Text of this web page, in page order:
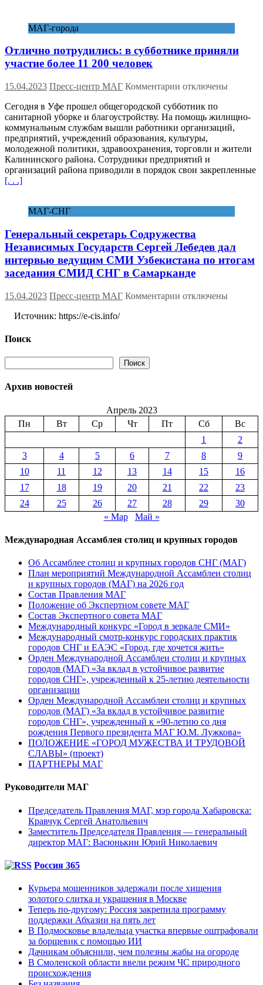
МАГ-города
Отлично потрудились: в субботнике приняли
участие более 11 200 человек
15.04.2023 Пресс-центр МАГ Комментарии к
Отлично
потрудились:
в
субботнике
приняли
участие
более
отключены
Сегодня в Уфе прошел общегородской субботник по
санитарной уборке и благоустройству. На помощь жилищно-
коммунальным службам вышли работники организаций,
предприятий, учреждений образования, культуры,
молодежной политики, здравоохранения, торговли и жители
Калининского района. Сотрудники предприятий и
организаций района приводили в порядок свои закрепленные
[. . .]
МАГ-СНГ
Генеральный секретарь Содружества
Независимых Государств Сергей Лебедев дал
интервью ведущим СМИ Узбекистана по итогам
заседания СМИД СНГ в Самарканде
15.04.2023 Пресс-центр МАГ Комментарии к
СМИ
Узбекистана
итогам
заседания
СМИД
в
Самарканде
отключены
Источник: https://e-cis.info/
Поиск
Поиск
Архив новостей
Апрель 2023
Пн
Вт Ср Чт Пт Сб
Вс
1
2
3
4 5 6 7 8
9
10
11 12 13 14 15
16
17
18 19 20 21 22
23
24
25 26 27 28 29
30
« Мар
Май »
Международная Ассамблея столиц и крупных городов
Об Ассамблее столиц и крупных городов СНГ (МАГ)
План мероприятий Международной Ассамблеи столиц
и крупных городов (МАГ) на 2026 год
Состав Правления МАГ
Положение об Экспертном совете МАГ
Состав Экспертного совета МАГ
Международный конкурс «Город в зеркале СМИ»
Международный смотр-конкурс городских практик
городов СНГ и ЕАЭС «Город, где хочется жить»
Орден Международной Ассамблеи столиц и крупных
городов (МАГ) «За вклад в устойчивое развитие
городов СНГ», учрежденный к 25-летию деятельности
организации
Орден Международной Ассамблеи столиц и крупных
городов (МАГ) «За вклад в устойчивое развитие
городов СНГ», учрежденный к «90-летию со дня
рождения Первого президента МАГ Ю.М. Лужкова»
ПОЛОЖЕНИЕ «ГОРОД МУЖЕСТВА И ТРУДОВОЙ
СЛАВЫ» (проект)
ПАРТНЕРЫ МАГ
Руководители МАГ
Председатель Правления МАГ, мэр города Хабаровска:
Кравчук Сергей Анатольевич
Заместитель Председателя Правления — генеральный
директор МАГ: Васюнькин Юрий Николаевич
Россия 365
Курьера мошенников задержали после хищения
золотого слитка и украшения в Москве
Теперь по-другому: Россия закрепила программу
поддержки Абхазии на пять лет
В Подмосковье владельца участка впервые оштрафовали
за борщевик с помощью ИИ
Дачникам объяснили, чем полезны жабы на огороде
В Смоленской области ввели режим ЧС природного
происхождения